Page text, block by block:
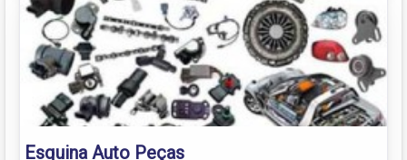
Esquina Auto Peças